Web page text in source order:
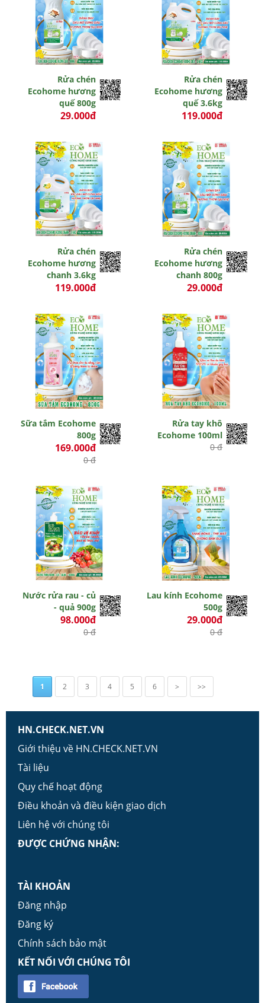
Rửa chén
Ecohome hương
quế 800g
29.000đ
Rửa chén
Ecohome hương
quế 3.6kg
119.000đ
Rửa chén
Ecohome hương
chanh 3.6kg
119.000đ
Rửa chén
Ecohome hương
chanh 800g
29.000đ
Sữa tắm Ecohome
800g
169.000đ
0 đ
Rửa tay khô
Ecohome 100ml
0 đ
Nước rửa rau - củ
- quả 900g
98.000đ
0 đ
Lau kính Ecohome
500g
29.000đ
0 đ
1 2 3 4 5 6 > >>
HN.CHECK.NET.VN
Giới thiệu về HN.CHECK.NET.VN
Tài liệu
Quy chế hoạt động
Điều khoản và điều kiện giao dịch
Liên hệ với chúng tôi
ĐƯỢC CHỨNG NHẬN:
TÀI KHOẢN
Đăng nhập
Đăng ký
Chính sách bảo mật
KẾT NỐI VỚI CHÚNG TÔI